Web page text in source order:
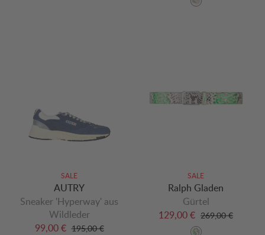
SALE
AUTRY
Sneaker 'Hyperway' aus
Wildleder
99,00 € 195,00 €
SALE
Ralph Gladen
Gürtel
129,00 € 269,00 €